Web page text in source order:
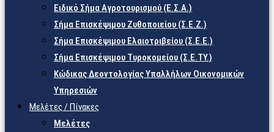
Ειδικό Σήμα Αγροτουρισμού (Ε.Σ.Α.)
Σήμα Επισκέψιμου Ζυθοποιείου (Σ.Ε.Ζ.)
Σήμα Επισκέψιμου Ελαιοτριβείου (Σ.Ε.Ε.)
Σήμα Επισκέψιμου Τυροκομείου (Σ.Ε.TY.)
Κώδικας Δεοντολογίας Υπαλλήλων Οικονομικών
Υπηρεσιών
Μελέτες / Πίνακες
Μελέτες